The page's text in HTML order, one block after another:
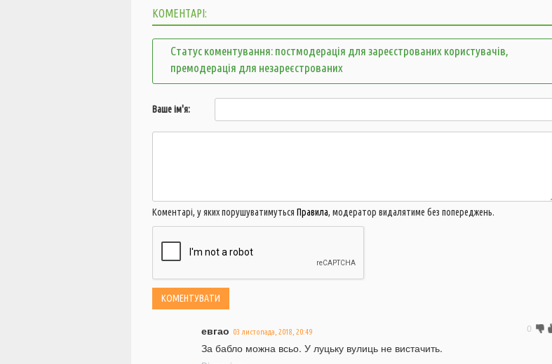
КОМЕНТАРІ:
Статус коментування: постмодерація для зареєстрованих користувачів,
премодерація для незареєстрованих
Ваше ім'я:
Коментарі, у яких порушуватимуться Правила, модератор видалятиме без попереджень.
0
евгао 03 листопада, 2018, 20:49
За бабло можна всьо. У луцьку вулиць не вистачить.